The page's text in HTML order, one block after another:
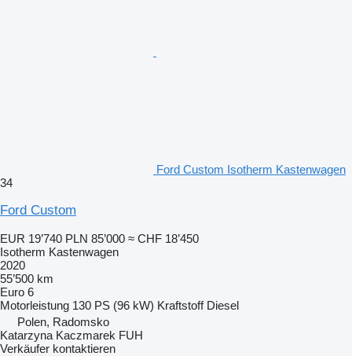
Ford Custom Isotherm Kastenwagen
34
Ford Custom
EUR 19’740 PLN 85’000 ≈ CHF 18’450
Isotherm Kastenwagen
2020
55’500 km
Euro 6
Motorleistung 130 PS (96 kW) Kraftstoff Diesel
Polen, Radomsko
Katarzyna Kaczmarek FUH
Verkäufer kontaktieren